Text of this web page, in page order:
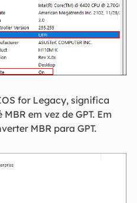
for Legacy, significa
em vez de GPT. Em
MBR para GPT.